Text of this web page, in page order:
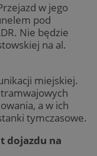
w jego
pod
Nie będzie
na al.
miejskiej.
a w ich
tymczasowe.
dojazdu na